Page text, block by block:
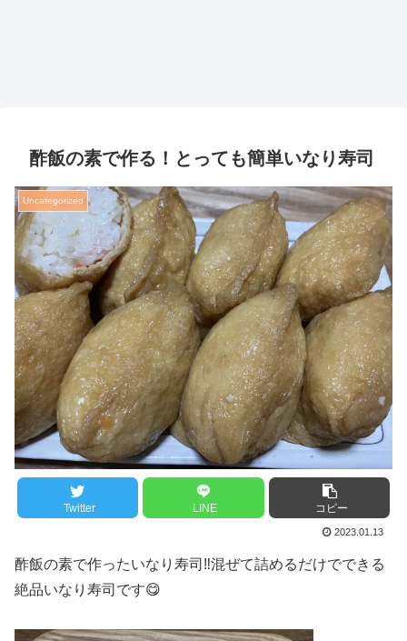
酢飯の素で作る！とっても簡単いなり寿司
Uncategorized
Twitter LINE コピー
2023.01.13
酢飯の素で作ったいなり寿司‼️混ぜて詰めるだけでできる
絶品いなり寿司です😋